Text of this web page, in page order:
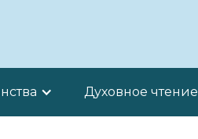
Духовное чтение